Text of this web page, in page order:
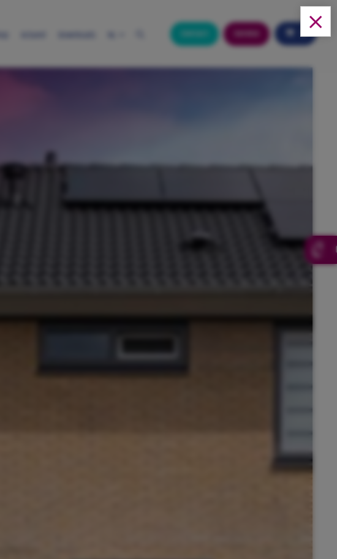
Downloads Contact Service 0